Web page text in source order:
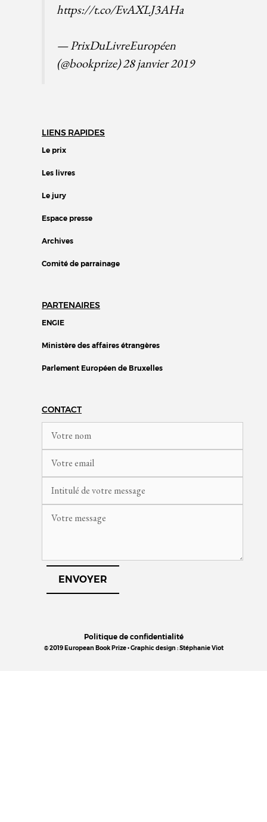
https://t.co/EvAXLJ3AHa
— PrixDuLivreEuropéen
(@bookprize)28 janvier 2019
LIENS RAPIDES
Le prix
Les livres
Le jury
Espace presse
Archives
Comité de parrainage
PARTENAIRES
ENGIE
Ministère des affaires étrangères
Parlement Européen de Bruxelles
CONTACT
Politique de confidentialité
© 2019 European Book Prize • Graphic design : Stéphanie Viot